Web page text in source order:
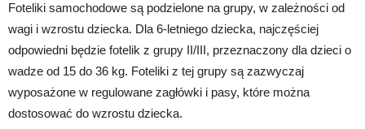
Foteliki samochodowe są podzielone na grupy, w zależności od
wagi i wzrostu dziecka. Dla 6-letniego dziecka, najczęściej
odpowiedni będzie fotelik z grupy II/III, przeznaczony dla dzieci o
wadze od 15 do 36 kg. Foteliki z tej grupy są zazwyczaj
wyposażone w regulowane zagłówki i pasy, które można
dostosować do wzrostu dziecka.